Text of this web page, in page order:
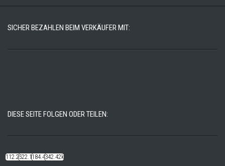
SICHER BEZAHLEN BEIM VERKÄUFER MIT:
DIESE SEITE FOLGEN ODER TEILEN:
112.22k522.14k184.48k342.42k